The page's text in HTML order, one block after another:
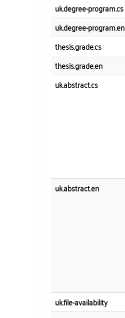
uk.degree-program.cs
uk.degree-program.en
thesis.grade.cs
thesis.grade.en
uk.abstract.cs
uk.abstract.en
uk.file-availability